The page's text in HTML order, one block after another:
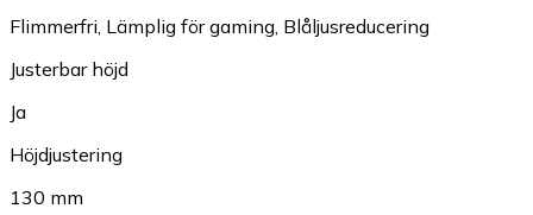
Flimmerfri Lämplig för gaming Blåljusreducering
Justerbar höjd
Ja
Höjdjustering
130 mm